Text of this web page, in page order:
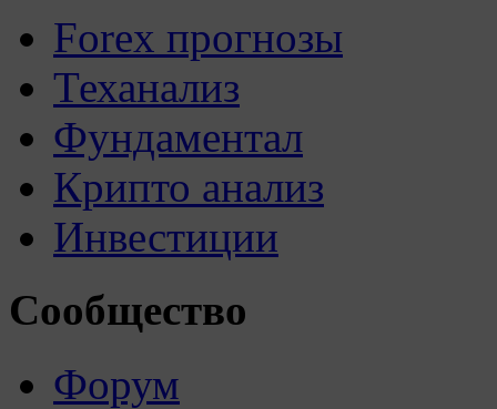
Forex прогнозы
Теханализ
Фундаментал
Крипто анализ
Инвестиции
Сообщество
Форум